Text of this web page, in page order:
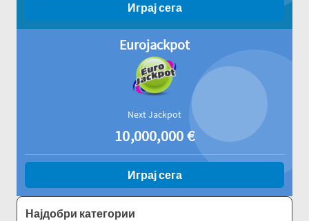
Играј сега
Eurojackpot
Next Jackpot
10,000,000€
Играј сега
Најдобри категории